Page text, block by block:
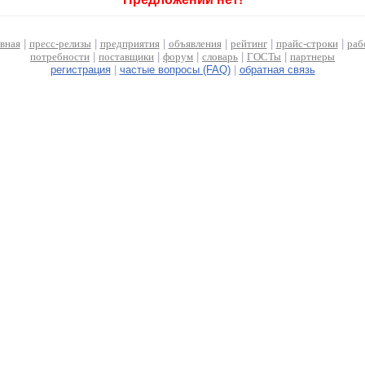
| пресс-релизы предприятия| объявления| рейтинг| прайс-строки|
потребности
поставщики форум словарь ГОСТы
партнеры
регистрация| частые вопросы (FAQ)| обратная связь